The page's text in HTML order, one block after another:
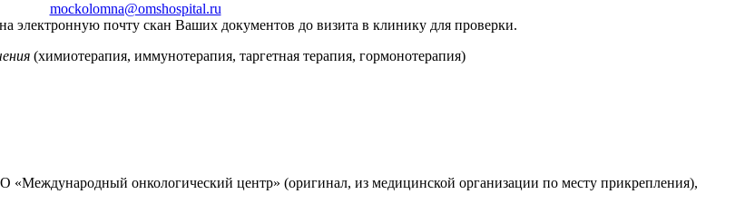
mockolomna@omshospital.ru
электронную почту скан Ваших документов до визита в клинику для проверки.
(химиотерапия, иммунотерапия, таргетная терапия, гормонотерапия)
онкологический центр» (оригинал, из медицинской организации по месту прикрепления),